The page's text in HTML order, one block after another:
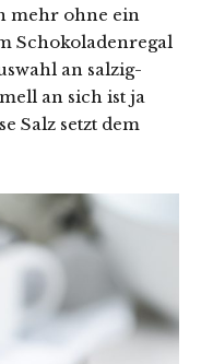
mehr ohne ein
Schokoladenregal
an salzig-
an sich ist ja
Salz setzt dem